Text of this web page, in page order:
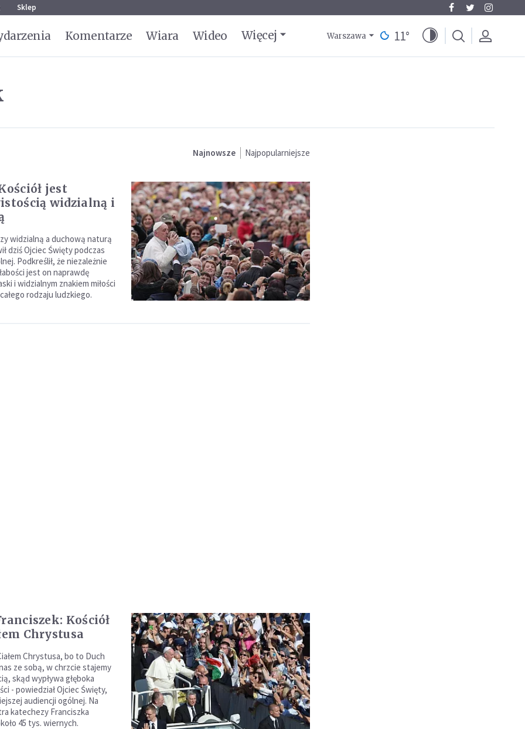
Sklep
Komentarze Wiara Wideo Więcej Warszawa 11°
Najnowsze Najpopularniejsze
jest
widzialną i
widzialną a duchową naturą
dziś Ojciec Święty podczas
Podkreślił, że niezależnie
jest on naprawdę
i widzialnym znakiem miłości
rodzaju ludzkiego.
Kościół
Chrystusa
Chrystusa, bo to Duch
ze sobą, w chrzcie stajemy
skąd wypływa głęboka
- powiedział Ojciec Święty,
audiencji ogólnej. Na
katechezy Franciszka
45 tys. wiernych.